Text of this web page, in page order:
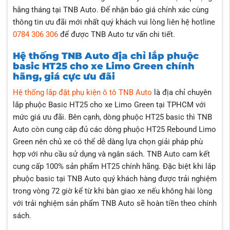
hằng tháng tại TNB Auto. Để nhận báo giá chính xác cùng
thông tin ưu đãi mới nhất quý khách vui lòng liên hệ hotline
0784 306 306để được TNB Auto tư vấn chi tiết.
Hệ thống TNB Auto địa chỉ lắp phuộc
basic HT25 cho xe Limo Green chính
hãng, giá cực ưu đãi
Hệ thống lắp đặt phụ kiện ô tô TNB Auto là địa chỉ chuyên
lắp phuộc Basic HT25 cho xe Limo Green tại TPHCM với
mức giá ưu đãi. Bên cạnh, dòng phuộc HT25 basic thì TNB
Auto còn cung câp đủ các dòng phuộc HT25 Rebound Limo
Green nên chủ xe có thể dễ dàng lựa chọn giải pháp phù
hợp với nhu cầu sử dụng và ngân sách. TNB Auto cam kết
cung cấp 100% sản phẩm HT25 chính hãng. Đặc biệt khi lắp
phuộc basic tại TNB Auto quý khách hàng được trải nghiệm
trong vòng 72 giờ kể từ khi bàn giao xe nếu không hài lòng
với trải nghiệm sản phẩm TNB Auto sẽ hoàn tiền theo chính
sách.